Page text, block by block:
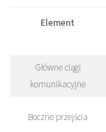
Element
Główne ciągi
komunikacyjne
Boczne przejścia